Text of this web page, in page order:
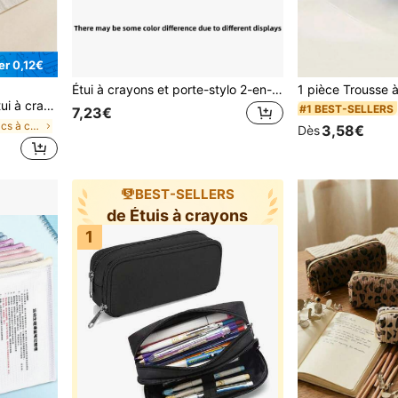
0,12€
PU pour articles de papeterie, crayons et stylos. Cadeau
de Noir Sacs à crayons
Étui à crayons et porte-stylo 2-en-1 amovible, sac de rangement de grande capacité pour fournitures de bureau pour l'étude et le bureau
7,23€
#1 BEST-SELLERS
#1 BEST-SELLERS
#1 BEST-SELLERS
Dès 3,58€
BEST-SELLERS
de Étuis à crayons
1